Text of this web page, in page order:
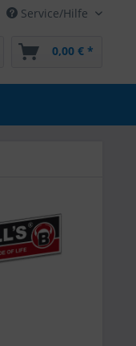
Service/Hilfe
0,00 € *